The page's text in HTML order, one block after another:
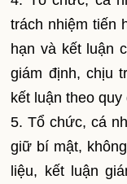
trách nhiệm tiến
hạn và kết luận
giám định, chịu
kết luận theo
5. Tổ chức, cá
giữ bí mật,
liệu, kết luận